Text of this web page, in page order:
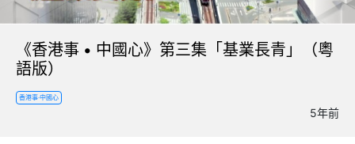
《香港事 • 中國心》第三集「基業長青」（粵
語版）
香港事·中國心
5年前